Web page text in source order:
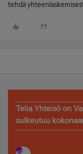
tehdä
Telia Yhteisö on
sulkeutuu